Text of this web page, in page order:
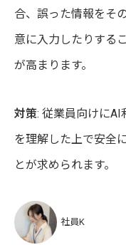
合、誤った情報をそ
意に入力したりする
が高まります。
対策: 従業員向けにAI
を理解した上で安全
とが求められます。
社員K